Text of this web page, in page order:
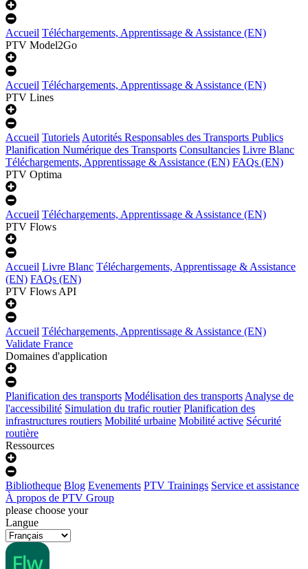
Accueil Téléchargements, Apprentissage & Assistance (EN)
PTV Model2Go
Accueil Téléchargements, Apprentissage & Assistance (EN)
PTV Lines
Accueil TutorielsAutorités Responsables des Transports Publics
Planification Numérique des Transports Consultancies Livre Blanc
Téléchargements, Apprentissage & Assistance (EN) FAQs (EN)
PTV Optima
Accueil Téléchargements, Apprentissage & Assistance (EN)
PTV Flows
Accueil Livre Blanc Téléchargements, Apprentissage & Assistance
(EN) FAQs (EN)
PTV Flows API
Accueil Téléchargements, Apprentissage & Assistance (EN)
Validate France
Domaines d'application
Planification des transports Modélisation des transportsAnalyse de
l'accessibilité Simulation du trafic routier Planification des
infrastructures routiers Mobilité urbaine Mobilité active Sécurité
routière
Ressources
Bibliotheque Blog Evenements PTV Trainings Service et assistance
À propos de PTV Group
please choose your
Langue